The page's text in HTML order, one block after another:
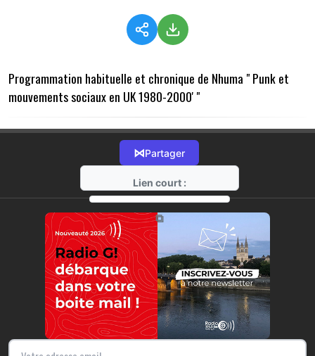
Programmation habituelle et chronique de Nhuma " Punk et
mouvements sociaux en UK 1980-2000' "
⋈Partager
Lien court :
https://radio-g.fr?9665
⧉